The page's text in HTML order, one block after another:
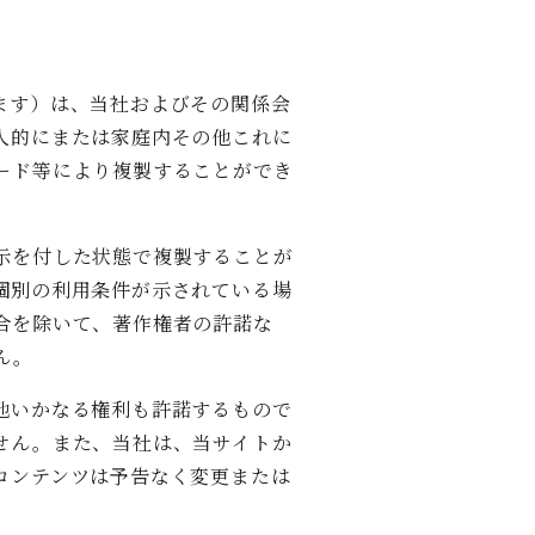
）は、当社およびその関係会
にまたは家庭内その他これに
等により複製することができ
付した状態で複製することが
の利用条件が示されている場
除いて、著作権者の許諾な
かなる権利も許諾するもので
。また、当社は、当サイトか
テンツは予告なく変更または